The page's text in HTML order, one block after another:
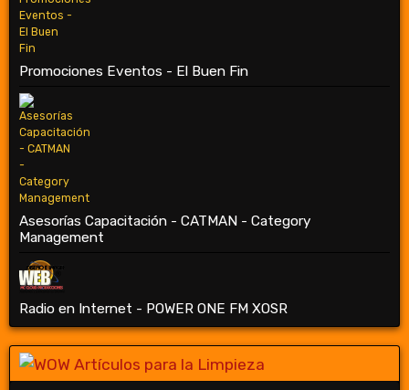
Promociones Eventos - El Buen Fin
Asesorías Capacitación - CATMAN - Category
Management
Radio en Internet - POWER ONE FM XOSR